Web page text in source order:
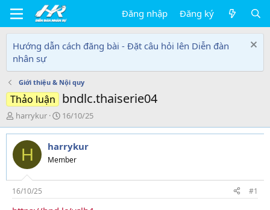
Đăng nhập Đăng ký
Hướng dẫn cách đăng bài - Đặt câu hỏi lên Diễn đàn
nhân sự
Giới thiệu & Nội quy
Thảo luận bndlc.thaiserie04
T
h
r
e
d
s
t
a
harrykur
N
g
à
y
g
i
16/10/25
H harrykur
Member
16/10/25 #1